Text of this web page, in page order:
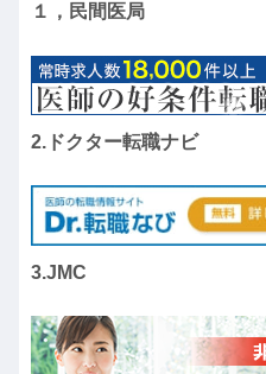
１，民間医局
2.ドクター転職ナビ
3.JMC